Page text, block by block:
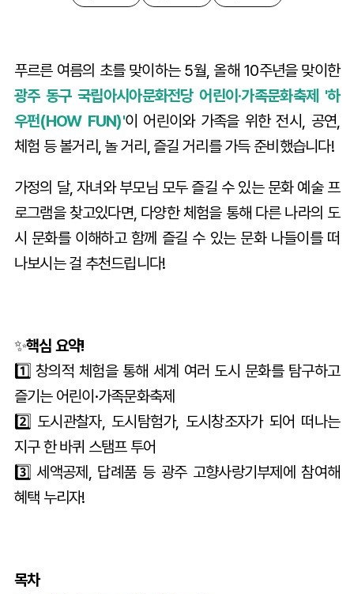
푸르른 여름의 초를 맞이하는 5월, 올해 10주년을 맞이한
광주 동구 국립아시아문화전당 어린이·가족문화축제 '하
우펀(HOW FUN)'이 어린이와 가족을 위한 전시, 공연,
체험 등 볼거리, 놀 거리, 즐길 거리를 가득 준비했습니다!
가정의 달, 자녀와 부모님 모두 즐길 수 있는 문화 예술 프
로그램을 찾고있다면, 다양한 체험을 통해 다른 나라의 도
시 문화를 이해하고 함께 즐길 수 있는 문화 나들이를 떠
나보시는 걸 추천드립니다!
✨핵심 요약!
1️⃣ 창의적 체험을 통해 세계 여러 도시 문화를 탐구하고
즐기는 어린이·가족문화축제
2️⃣ 도시관찰자, 도시탐험가, 도시창조자가 되어 떠나는
지구 한 바퀴 스탬프 투어
3️⃣ 세액공제, 답례품 등 광주 고향사랑기부제에 참여해
혜택 누리자!
목차